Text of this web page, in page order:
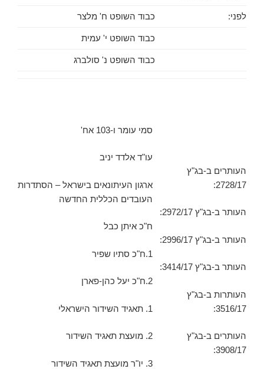
לפני: כבוד השופט ח' מלצר
כבוד השופט י' עמית
כבוד השופט נ' סולברג
העותרים ב-בג"ץ
2728/17:
העותר ב-בג"ץ 2972/17:
העותר ב-בג"ץ 2996/17:
העותר ב-בג"ץ 3414/17:
העותרות ב-בג"ץ
3516/17:
העותרים ב-בג"ץ
3908/17:
סמי עומר ו-103 אח'
עו"ד אלדד יניב
ארגון העיתונאים בישראל – הסתדרות
העובדים הכללית החדשה
ח"כ איתן כבל
1.ח"כ סתיו שפיר
2.ח"כ יעל כהן-פארן
1. תאגיד השידור הישראלי
2. מועצת תאגיד השידור
3. יו"ר מועצת תאגיד השידור